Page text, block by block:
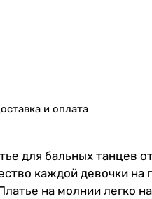
и оплата
для бальных танцев
каждой девочки на
на молнии легко